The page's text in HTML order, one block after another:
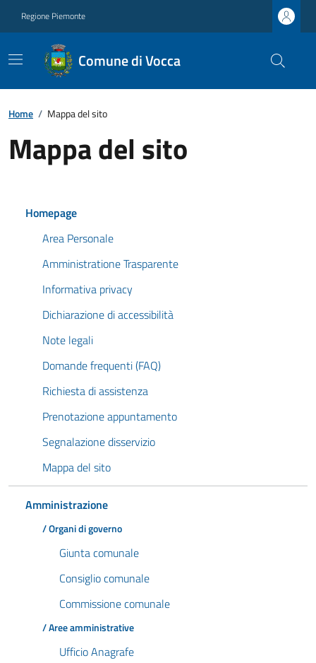
Regione Piemonte
Comune di Vocca
Home / Mappa del sito
Mappa del sito
Homepage
Area Personale
Amministratione Trasparente
Informativa privacy
Dichiarazione di accessibilità
Note legali
Domande frequenti (FAQ)
Richiesta di assistenza
Prenotazione appuntamento
Segnalazione disservizio
Mappa del sito
Amministrazione
/ Organi di governo
Giunta comunale
Consiglio comunale
Commissione comunale
/ Aree amministrative
Ufficio Anagrafe